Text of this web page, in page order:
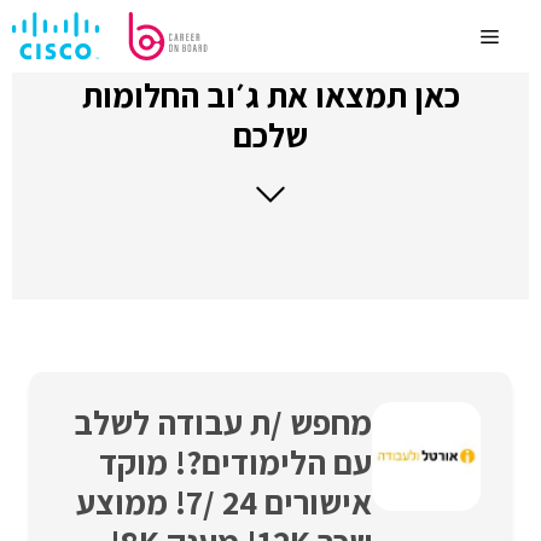
לתוכןMenu
כאן תמצאו את ג׳וב החלומות
שלכם
מחפש /ת עבודה לשלב
עם הלימודים?! מוקד
אישורים 24 /7! ממוצע